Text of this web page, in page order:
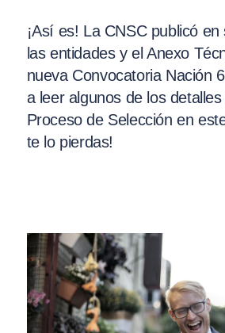
¡Así es! La CNSC publicó
las entidades y el Anexo
nueva Convocatoria Nación
a leer algunos de los
Proceso de Selección en
te lo pierdas!